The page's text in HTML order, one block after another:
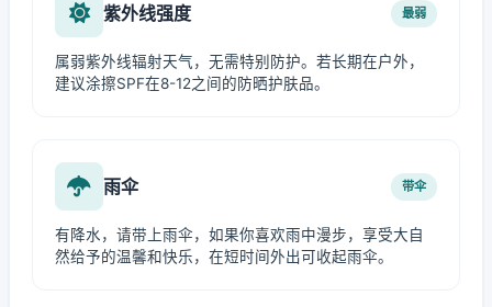
紫外线强度 最弱
属弱紫外线辐射天气，无需特别防护。若长期在户外，
建议涂擦SPF在8-12之间的防晒护肤品。
雨伞 带伞
有降水，请带上雨伞，如果你喜欢雨中漫步，享受大自
然给予的温馨和快乐，在短时间外出可收起雨伞。